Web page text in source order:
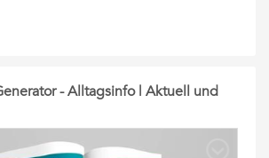
- Alltagsinfo | Aktuell und